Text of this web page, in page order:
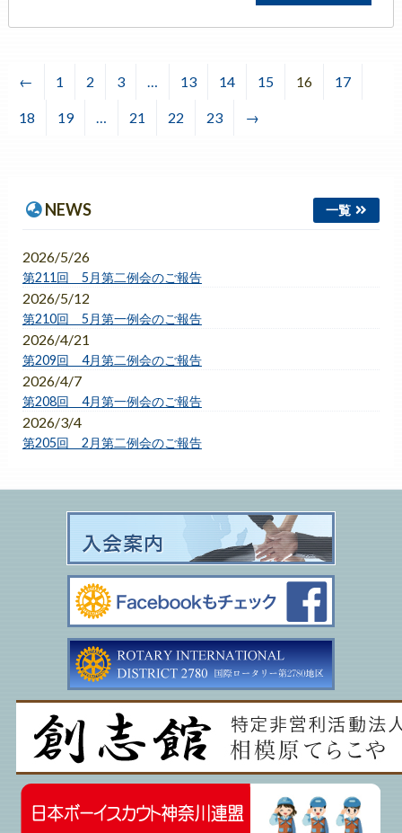
← 1 2 3 … 13 14 15 16 17
18 19 … 21 22 23 →
NEWS 一覧
2026/5/26
第211回 5月第二例会のご報告
2026/5/12
第210回 5月第一例会のご報告
2026/4/21
第209回 4月第二例会のご報告
2026/4/7
第208回 4月第一例会のご報告
2026/3/4
第205回 2月第二例会のご報告